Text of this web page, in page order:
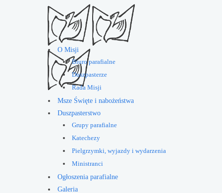
O Misji
Biuro parafialne
Duszpasterze
Rada Misji
Msze Święte i nabożeństwa
Duszpasterstwo
Grupy parafialne
Katechezy
Pielgrzymki, wyjazdy i wydarzenia
Ministranci
Ogłoszenia parafialne
Galeria